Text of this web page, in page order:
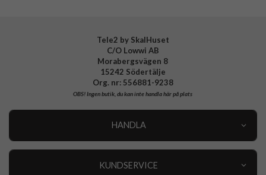
Tele2 by SkalHuset
C/O Lowwi AB
Morabergsvägen 8
15242 Södertälje
Org. nr: 556881-9238
OBS!Ingen butik, du kan inte handla här på plats
HANDLA
KUNDSERVICE